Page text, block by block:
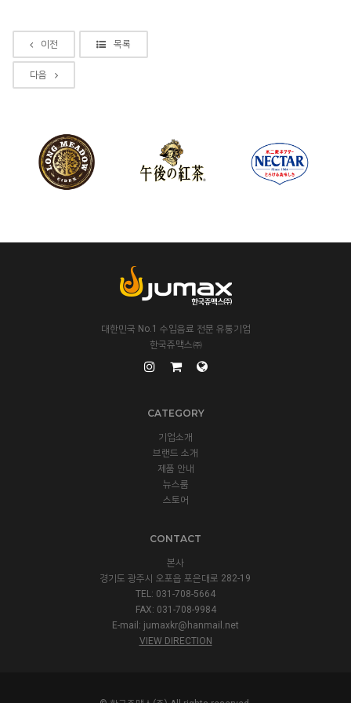
이전 목록
다음
대한민국 No.1 수입음료 전문 유통기업
한국쥬맥스㈜
CATEGORY
기업소개
브랜드 소개
제품 안내
뉴스룸
스토어
CONTACT
본사
경기도 광주시 오포읍 포은대로 282-19
TEL: 031-708-5664
FAX: 031-708-9984
E-mail: jumaxkr@hanmail.net
VIEW DIRECTION